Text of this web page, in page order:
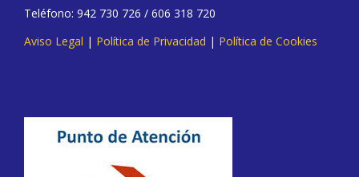
Teléfono: 942 730 726 / 606 318 720
Aviso Legal | Política de Privacidad | Política de Cookies